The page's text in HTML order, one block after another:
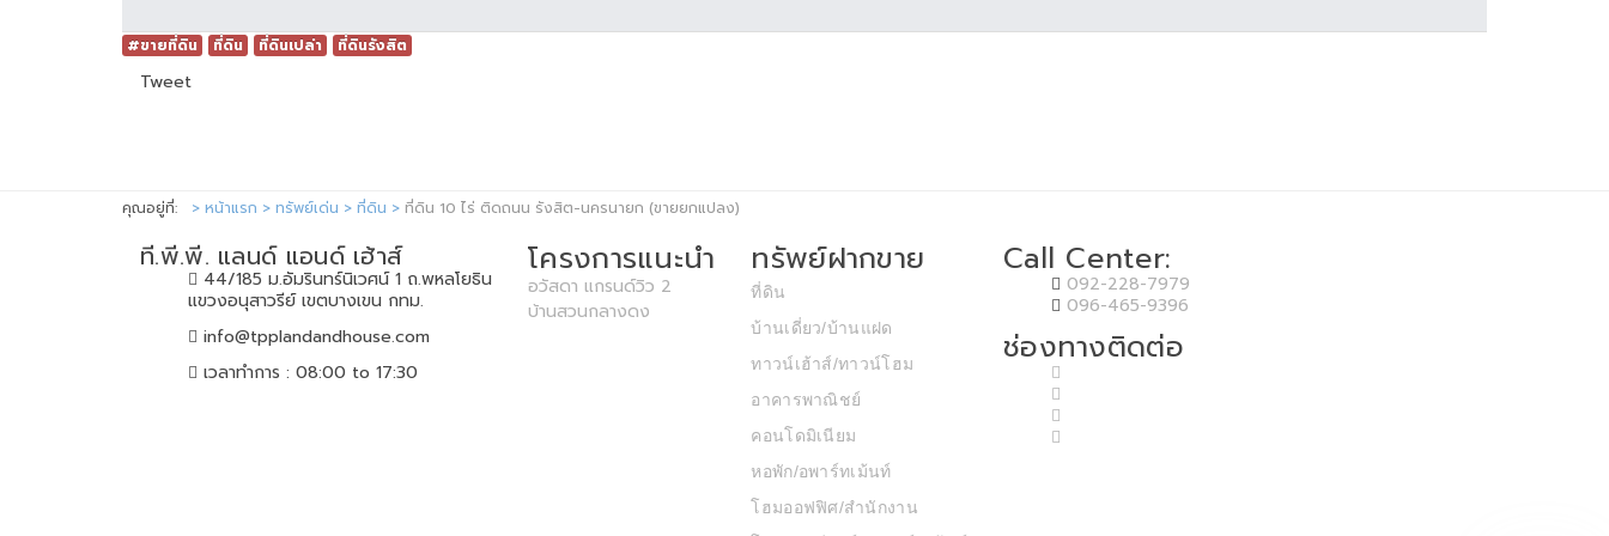
#ขายที่ดิน ที่ดิน ที่ดินเปล่า ที่ดินรังสิต
Tweet
คุณอยู่ที่: หน้าแรก ทรัพย์เด่น ที่ดิน ที่ดิน 10 ไร่ ติดถนน รังสิต-นครนายก (ขายยกแปลง)
ที.พี.พี. แลนด์ แอนด์ เฮ้าส์
44/185 ม.อัมรินทร์นิเวศน์ 1 ถ.พหลโยธิน
แขวงอนุสาวรีย์ เขตบางเขน กทม.
info@tpplandandhouse.com
เวลาทำการ : 08:00 to 17:30
โครงการแนะนำ
อวัสดา แกรนด์วิว 2
บ้านสวนกลางดง
ทรัพย์ฝากขาย
ที่ดิน
บ้านเดี่ยว/บ้านแฝด
ทาวน์เฮ้าส์/ทาวน์โฮม
อาคารพาณิชย์
คอนโดมิเนียม
หอพัก/อพาร์ทเม้นท์
โฮมออฟฟิศ/สำนักงาน
Call Center:
092-228-7979
096-465-9396
ช่องทางติดต่อ